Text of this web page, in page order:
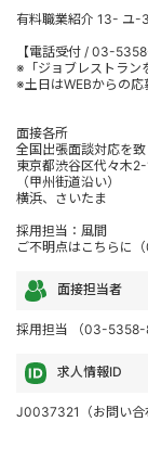
有料職業紹介 13- ユ-
【電話受付 / 03-
※「ジョブレストラン
※土日はWEBからの応
面接各所
全国出張面談対応を致
東京都渋谷区代々木
（甲州街道沿い）
横浜、さいたま
採用担当：風間
ご不明点はこちらに
面接担当者
採用担当 （03-5358-
求人情報ID
J0037321（お問い合